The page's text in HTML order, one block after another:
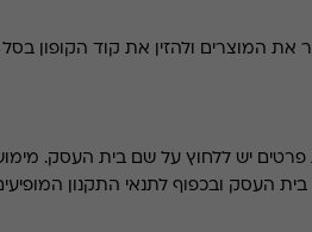
המוצרים ולהזין את קוד הקופון בסל
פרטים יש ללחוץ על שם בית העסק.